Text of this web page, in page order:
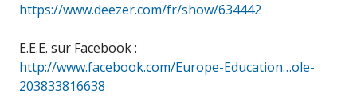
https://www.deezer.com/fr/show/634442
E.E.E. sur Facebook :
http://www.facebook.com/Europe-Education…ole-
203833816638